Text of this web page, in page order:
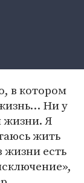
в котором
Ни у
жизни. Я
жить
есть